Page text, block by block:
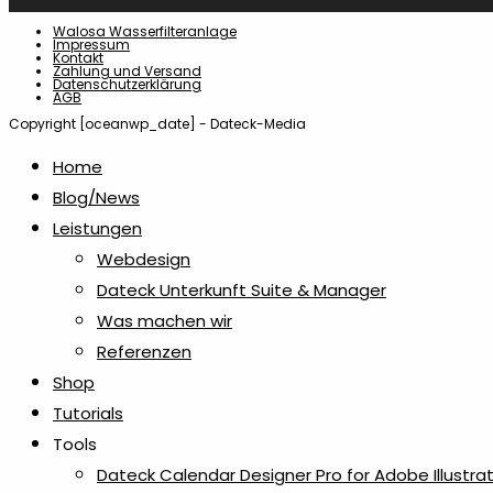
Walosa Wasserfilteranlage
Impressum
Kontakt
Zahlung und Versand
Datenschutzerklärung
AGB
Copyright [oceanwp_date] - Dateck-Media
Home
Blog/News
Leistungen
Webdesign
Dateck Unterkunft Suite & Manager
Was machen wir
Referenzen
Shop
Tutorials
Tools
Dateck Calendar Designer Pro for Adobe